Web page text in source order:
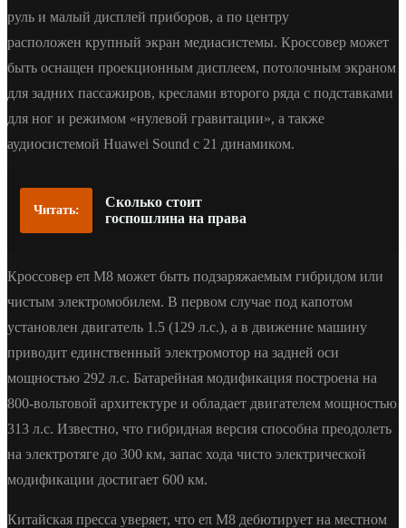
руль и малый дисплей приборов, а по центру
расположен крупный экран медиасистемы. Кроссовер может
быть оснащен проекционным дисплеем, потолочным экраном
для задних пассажиров, креслами второго ряда с подставками
для ног и режимом «нулевой гравитации», а также
аудиосистемой Huawei Sound с 21 динамиком.
Читать:
Сколько стоит
госпошлина на права
Кроссовер eπ M8 может быть подзаряжаемым гибридом или
чистым электромобилем. В первом случае под капотом
установлен двигатель 1.5 (129 л.с.), а в движение машину
приводит единственный электромотор на задней оси
мощностью 292 л.с. Батарейная модификация построена на
800-вольтовой архитектуре и обладает двигателем мощностью
313 л.с. Известно, что гибридная версия способна преодолеть
на электротяге до 300 км, запас хода чисто электрической
модификации достигает 600 км.
Китайская пресса уверяет, что eπ M8 дебютирует на местном